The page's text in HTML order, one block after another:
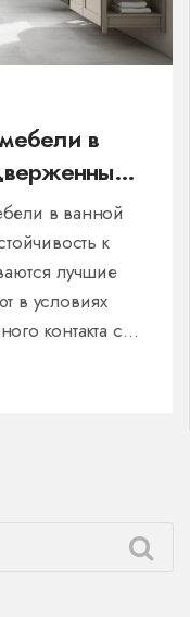
в
в ванной
к
лучшие
в условиях
контакта с
полезным